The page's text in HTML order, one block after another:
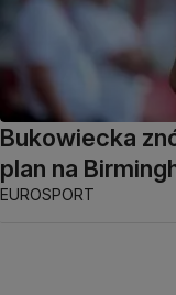
Bukowiecka
plan na
EUROSPORT